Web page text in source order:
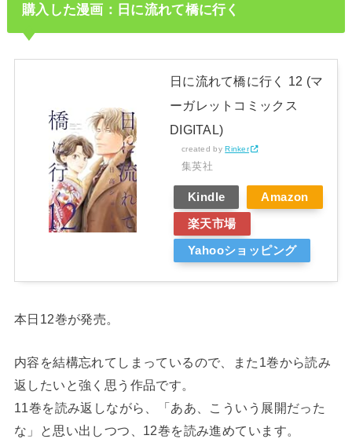
購入した漫画：日に流れて橋に行く
日に流れて橋に行く 12 (マ
ーガレットコミックス
DIGITAL)
created byRinker
集英社
Kindle Amazon
楽天市場
Yahooショッピング
本日12巻が発売。
内容を結構忘れてしまっているので、また1巻から読み
返したいと強く思う作品です。
11巻を読み返しながら、「ああ、こういう展開だった
な」と思い出しつつ、12巻を読み進めています。